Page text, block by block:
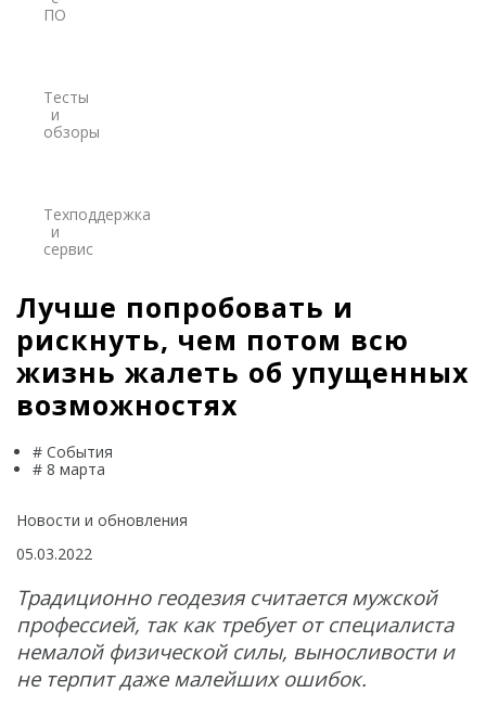
Trimble
Аксессуары
Агро
Системы на экскаваторы
Системы на грейдеры
ГНСС-мониторинг
БПЛА
Геоскан
DJI
ПО
Тесты
и
обзоры
Техподдержка
и
сервис
Лучше попробовать и
рискнуть, чем потом всю
жизнь жалеть об упущенных
возможностях
# События
# 8 марта
Новости и обновления
05.03.2022
Традиционно геодезия считается мужской
профессией, так как требует от специалиста
немалой физической силы, выносливости и
не терпит даже малейших ошибок.